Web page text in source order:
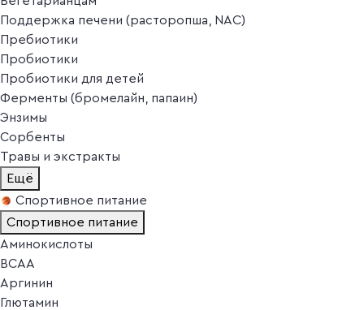
Поддержка печени (расторопша, NAC)
Пребиотики
Пробиотики
Пробиотики для детей
Ферменты (бромелайн, папаин)
Энзимы
Сорбенты
Травы и экстракты
Ещё
Спортивное питание
Спортивное питание
Аминокислоты
BCAA
Аргинин
Глютамин